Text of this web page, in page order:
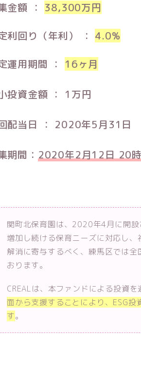
金額 ： 38,300万円
利回り（年利） ： 4.0%
運用期間 ： 16ヶ月
投資金額 ： 1万円
配当日 ： 2020年5月31日
期間： 2020年2月12日 20時
関町北保育園は、2020年4月に開設
増加し続ける保育ニーズに対応し
解消に寄与するべく、練馬区では
おります。
CREALは、本ファンドによる投資を
面から支援することにより、ESG
す。